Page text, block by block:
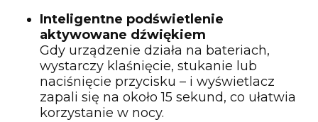
Inteligentne podświetlenie
aktywowane dźwiękiem
Gdy urządzenie działa na bateriach,
wystarczy klaśnięcie, stukanie lub
naciśnięcie przycisku – i wyświetlacz
zapali się na około 15 sekund, co ułatwia
korzystanie w nocy.